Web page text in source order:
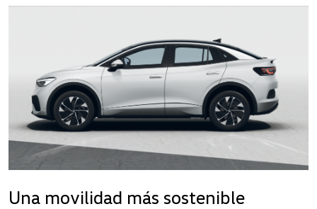
Una movilidad más sostenible